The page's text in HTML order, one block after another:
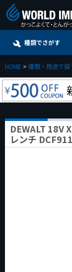
種類でさがす
HOME 種類・用途で探
DEWALT 18V
レンチ